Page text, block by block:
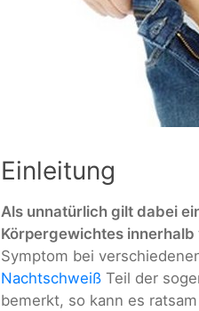
Einleitung
Als unnatürlich gilt dabei
Körpergewichtes innerhalb
Symptom bei
Nachtschweiß Teil der
bemerkt, so kann es